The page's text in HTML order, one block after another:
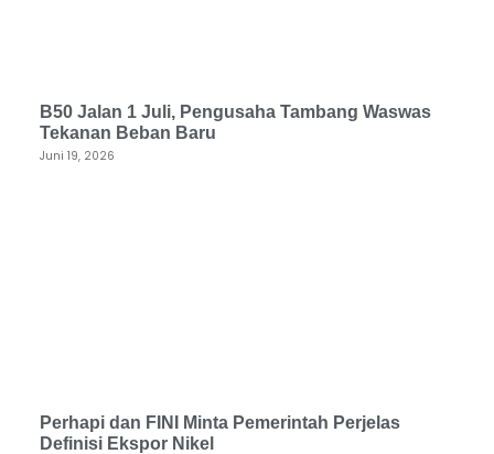
B50 Jalan 1 Juli, Pengusaha Tambang Waswas
Tekanan Beban Baru
Juni 19, 2026
Perhapi dan FINI Minta Pemerintah Perjelas
Definisi Ekspor Nikel